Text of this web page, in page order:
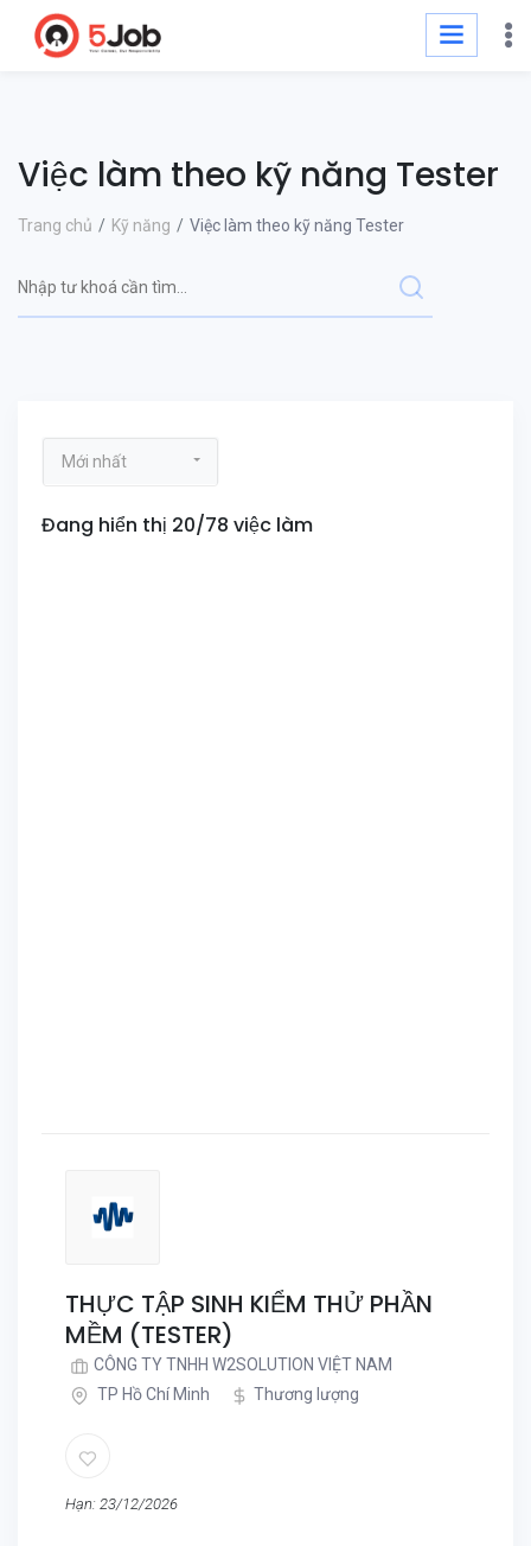
Việc làm theo kỹ năng Tester
Trang chủ Kỹ năng Việc làm theo kỹ năng Tester
Mới nhất
Đang hiển thị 20/78 việc làm
THỰC TẬP SINH KIỂM THỬ PHẦN
MỀM (TESTER)
CÔNG TY TNHH W2SOLUTION VIỆT NAM
TP Hồ Chí Minh
Thương lượng
Hạn: 23/12/2026